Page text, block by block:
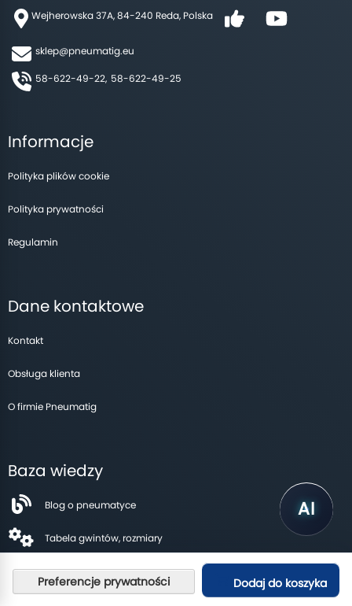
Dodaj do koszyka
Wejherowska 37A, 84-240 Reda, Polska
sklep@pneumatig.eu
58-622-49-22, 58-622-49-25
Informacje
Polityka plików cookie
Polityka prywatności
Regulamin
Dane kontaktowe
Kontakt
Obsługa klienta
O firmie Pneumatig
Baza wiedzy
Blog o pneumatyce
Tabela gwintów, rozmiary